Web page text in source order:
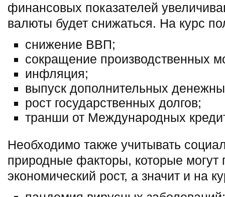
финансовых показателей
валюты будет снижаться. На курс
снижение ВВП;
сокращение производственных
инфляция;
выпуск дополнительных
рост государственных долгов;
транши от Международных
Необходимо также учитывать
природные факторы, которые могут
экономический рост, а значит и на